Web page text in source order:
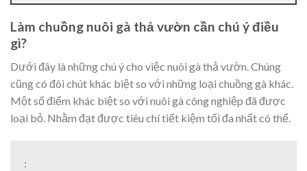
Làm chuồng nuôi gà thả vườn cần chú ý điều
gì?
Dưới đây là những chú ý cho việc nuôi gà thả vườn. Chúng
cũng có đôi chút khác biệt so với những loại chuồng gà khác.
Một số điểm khác biệt so với nuôi gà công nghiệp đã được
loại bỏ. Nhằm đạt được tiêu chí tiết kiệm tối đa nhất có thể.
: